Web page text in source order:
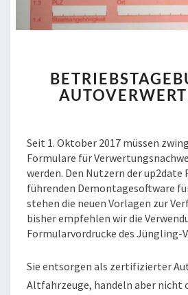
FÜR
Seit 1. Oktober 2017 müssen
Formulare für
werden. Den Nutzern der up2date
führenden Demontagesoftware
stehen die neuen Vorlagen zur
bisher empfehlen wir die
Formularvordrucke des Jüngling-
Sie entsorgen als zertifizierter
Altfahrzeuge, handeln aber nicht